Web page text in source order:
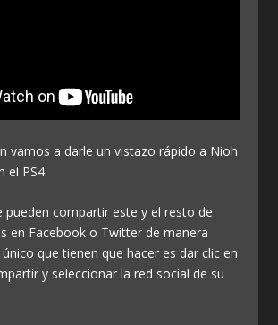
vamos a darle un vistazo rápido a Nioh
el PS4.
pueden compartir este y el resto de
en Facebook o Twitter de manera
que tienen que hacer es dar clic en
y seleccionar la red social de su